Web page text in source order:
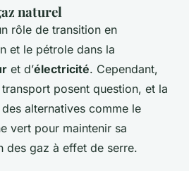
naturel
rôle de transition en
et le pétrole dans la
et d’électricité. Cependant,
posent question, et la
alternatives comme le
vert pour maintenir sa
des gaz à effet de serre.